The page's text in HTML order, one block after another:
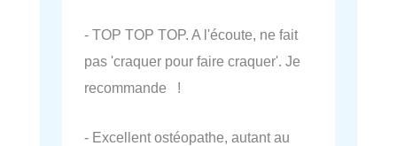
- TOP TOP TOP. A l'écoute, ne fait
pas 'craquer pour faire craquer'. Je
recommande !
- Excellent ostéopathe, autant au